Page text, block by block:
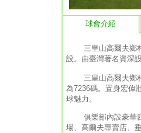
球會介紹
三皇山高爾夫鄉村
設。由臺灣著名資深
三皇山高爾夫鄉村
為7236碼。置身宏偉
球魅力。
俱樂部內設豪華四
場、高爾夫專賣店、